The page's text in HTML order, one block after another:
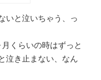
いと泣いちゃう、っ
くらいの時はずっと
泣き止まない、なん